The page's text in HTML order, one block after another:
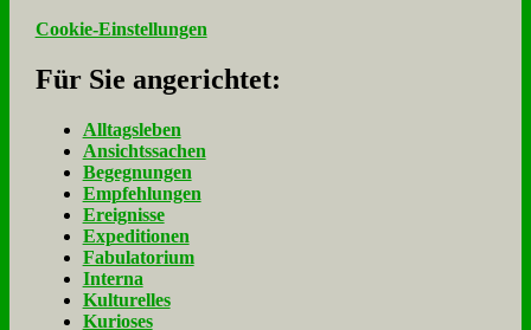
Cookie-Einstellungen
Für Sie an­ge­rich­tet:
Alltagsleben
Ansichtssachen
Begegnungen
Empfehlungen
Ereignisse
Expeditionen
Fabulatorium
Interna
Kulturelles
Kurioses